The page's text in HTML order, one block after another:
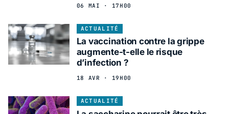
06 MAI · 17H00
ACTUALITÉ
La vaccination contre la grippe
augmente-t-elle le risque
d’infection ?
18 AVR · 19H00
ACTUALITÉ